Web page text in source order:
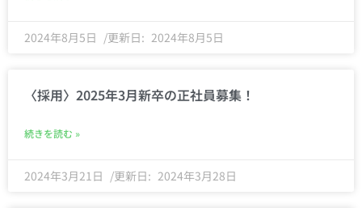
2024年8月5日 2024年8月5日
〈採用〉2025年3月新卒の正社員募集！
続きを読む »
2024年3月21日 2024年3月28日